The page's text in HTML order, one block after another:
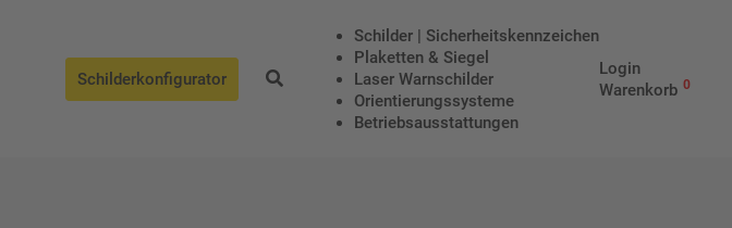
Schilderkonfigurator
Schilder | Sicherheitskennzeichen
Plaketten & Siegel
Laser Warnschilder
Orientierungssysteme
Betriebs­aus­stattungen
Login
Warenkorb 0